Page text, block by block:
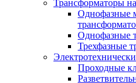
Трансформаторы
Однофазные
Однофазные
Трехфазные
Проходные